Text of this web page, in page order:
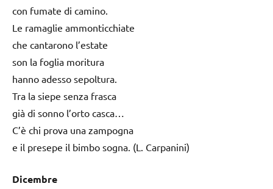
con fumate di camino.
Le ramaglie ammonticchiate
che cantarono l’estate
son la foglia moritura
hanno adesso sepoltura.
Tra la siepe senza frasca
già di sonno l’orto casca…
C’è chi prova una zampogna
e il presepe il bimbo sogna. (L. Carpanini)
Dicembre